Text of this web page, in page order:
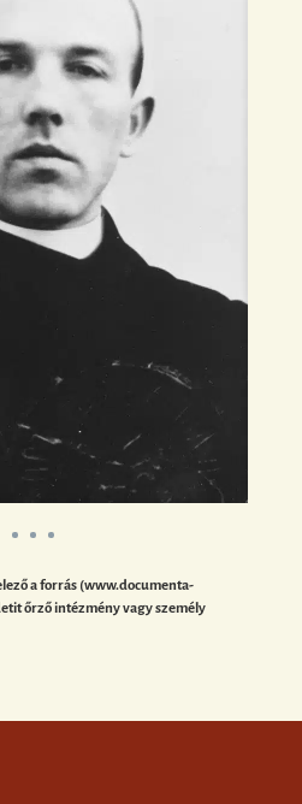
a forrás (www.documenta-
őrző intézmény vagy személy